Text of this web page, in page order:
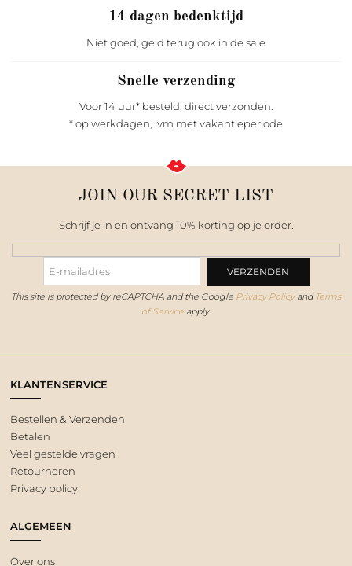
14 dagen bedenktijd
Niet goed, geld terug ook in de sale
Snelle verzending
Voor 14 uur* besteld, direct verzonden.
* op werkdagen, ivm met vakantieperiode
JOIN OUR SECRET LIST
Schrijf je in en ontvang 10% korting op je order.
This site is protected by reCAPTCHA and the Google Privacy Policyand Terms
of Service apply.
KLANTENSERVICE
Bestellen & Verzenden
Betalen
Veel gestelde vragen
Retourneren
Privacy policy
ALGEMEEN
Over ons